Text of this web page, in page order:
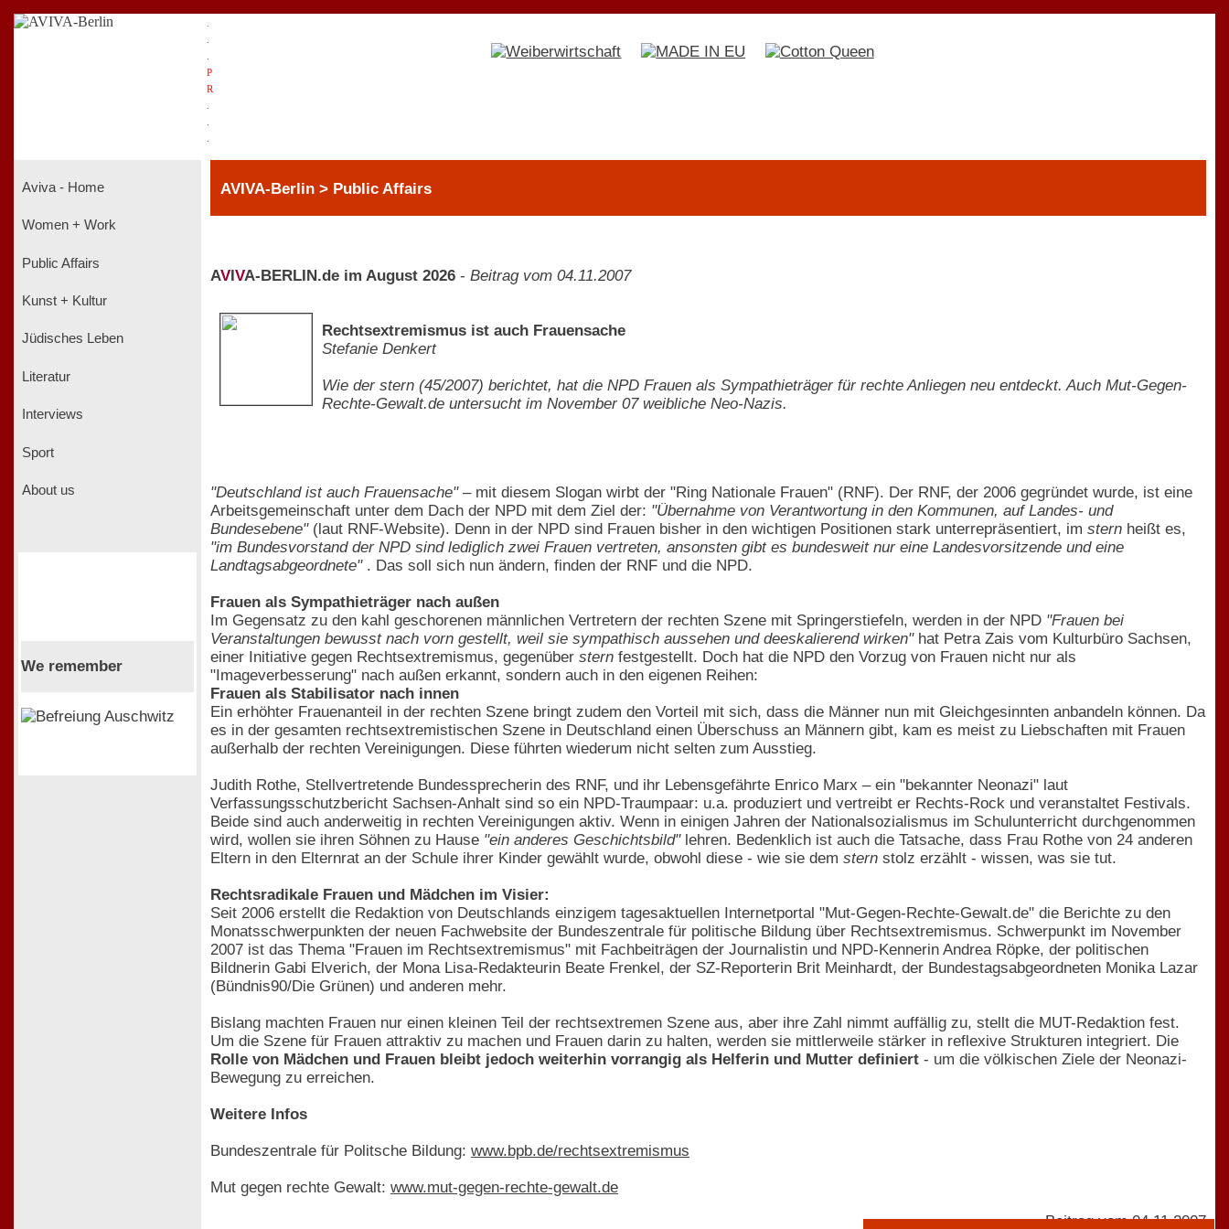
P
R
Aviva - Home
Women + Work
Public Affairs
Kunst + Kultur
Jüdisches Leben
Literatur
Interviews
Sport
About us
We remember
AVIVA-Berlin > Public Affairs
AV VA-BERLIN.de im August 2026 - Beitrag vom 04.11.2007
Rechtsextremismus ist auch Frauensache
Stefanie Denkert
Wie der stern (45/2007) berichtet, hat die NPD Frauen als Sympathieträger für rechte Anliegen neu entdeckt. Auch Mut-Gegen-
Rechte-Gewalt.de untersucht im November 07 weibliche Neo-Nazis.
"Deutschland ist auch Frauensache"– mit diesem Slogan wirbt der "Ring Nationale Frauen" (RNF). Der RNF, der 2006 gegründet wurde, ist eine
Arbeitsgemeinschaft unter dem Dach der NPD mit dem Ziel der: "Übernahme von Verantwortung in den Kommunen, auf Landes- und
Bundesebene"(laut RNF-Website). Denn in der NPD sind Frauen bisher in den wichtigen Positionen stark unterrepräsentiert, im stern heißt es,
"im Bundesvorstand der NPD sind lediglich zwei Frauen vertreten, ansonsten gibt es bundesweit nur eine Landesvorsitzende und eine
Landtagsabgeordnete" . Das soll sich nun ändern, finden der RNF und die NPD.
Frauen als Sympathieträger nach außen
Im Gegensatz zu den kahl geschorenen männlichen Vertretern der rechten Szene mit Springerstiefeln, werden in der NPD "Frauen bei
Veranstaltungen bewusst nach vorn gestellt, weil sie sympathisch aussehen und deeskalierend wirken" hat Petra Zais vom Kulturbüro Sachsen,
einer Initiative gegen Rechtsextremismus, gegenüber stern festgestellt. Doch hat die NPD den Vorzug von Frauen nicht nur als
"Imageverbesserung" nach außen erkannt, sondern auch in den eigenen Reihen:
Frauen als Stabilisator nach innen
Ein erhöhter Frauenanteil in der rechten Szene bringt zudem den Vorteil mit sich, dass die Männer nun mit Gleichgesinnten anbandeln können. Da
es in der gesamten rechtsextremistischen Szene in Deutschland einen Überschuss an Männern gibt, kam es meist zu Liebschaften mit Frauen
außerhalb der rechten Vereinigungen. Diese führten wiederum nicht selten zum Ausstieg.
Judith Rothe, Stellvertretende Bundessprecherin des RNF, und ihr Lebensgefährte Enrico Marx – ein "bekannter Neonazi" laut
Verfassungsschutzbericht Sachsen-Anhalt sind so ein NPD-Traumpaar: u.a. produziert und vertreibt er Rechts-Rock und veranstaltet Festivals.
Beide sind auch anderweitig in rechten Vereinigungen aktiv. Wenn in einigen Jahren der Nationalsozialismus im Schulunterricht durchgenommen
wird, wollen sie ihren Söhnen zu Hause "ein anderes Geschichtsbild"lehren. Bedenklich ist auch die Tatsache, dass Frau Rothe von 24 anderen
Eltern in den Elternrat an der Schule ihrer Kinder gewählt wurde, obwohl diese - wie sie dem stern stolz erzählt - wissen, was sie tut.
Rechtsradikale Frauen und Mädchen im Visier:
Seit 2006 erstellt die Redaktion von Deutschlands einzigem tagesaktuellen Internetportal "Mut-Gegen-Rechte-Gewalt.de" die Berichte zu den
Monatsschwerpunkten der neuen Fachwebsite der Bundeszentrale für politische Bildung über Rechtsextremismus. Schwerpunkt im November
2007 ist das Thema "Frauen im Rechtsextremismus" mit Fachbeiträgen der Journalistin und NPD-Kennerin Andrea Röpke, der politischen
Bildnerin Gabi Elverich, der Mona Lisa-Redakteurin Beate Frenkel, der SZ-Reporterin Brit Meinhardt, der Bundestagsabgeordneten Monika Lazar
(Bündnis90/Die Grünen) und anderen mehr.
Bislang machten Frauen nur einen kleinen Teil der rechtsextremen Szene aus, aber ihre Zahl nimmt auffällig zu, stellt die MUT-Redaktion fest.
Um die Szene für Frauen attraktiv zu machen und Frauen darin zu halten, werden sie mittlerweile stärker in reflexive Strukturen integriert. Die
Rolle von Mädchen und Frauen bleibt jedoch weiterhin vorrangig als Helferin und Mutter definiert - um die völkischen Ziele der Neonazi-
Bewegung zu erreichen.
Weitere Infos
Bundeszentrale für Politsche Bildung: www.bpb.de/rechtsextremismus
Mut gegen rechte Gewalt: www.mut-gegen-rechte-gewalt.de
Beitrag vom 04.11.2007